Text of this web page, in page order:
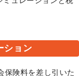
ション
保険料を差し引いた